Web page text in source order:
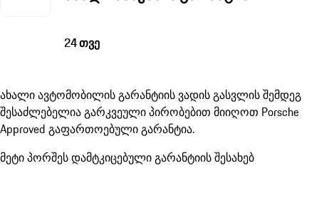
24 თვე
ახალი ავტომობილის გარანტიის ვადის გასვლის შემდეგ
შესაძლებელია გარკვეული პირობებით მიიღოთ Porsche
Approved გაფართოებული გარანტია.
მეტი პორშეს დამტკიცებული გარანტიის შესახებ